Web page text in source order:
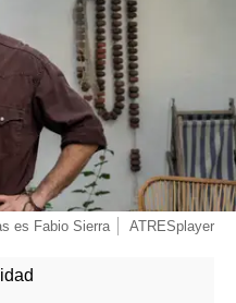
es Fabio Sierra ATRESplayer